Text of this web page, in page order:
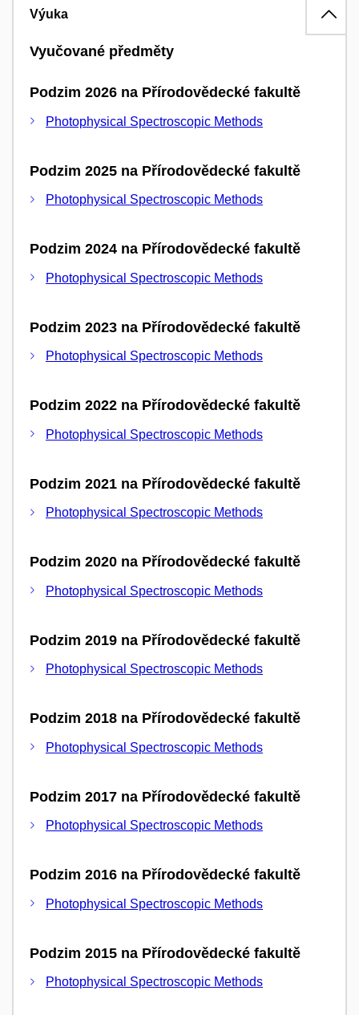
Výuka
Vyučované předměty
Podzim 2026 na Přírodovědecké fakultě
Photophysical Spectroscopic Methods
Podzim 2025 na Přírodovědecké fakultě
Photophysical Spectroscopic Methods
Podzim 2024 na Přírodovědecké fakultě
Photophysical Spectroscopic Methods
Podzim 2023 na Přírodovědecké fakultě
Photophysical Spectroscopic Methods
Podzim 2022 na Přírodovědecké fakultě
Photophysical Spectroscopic Methods
Podzim 2021 na Přírodovědecké fakultě
Photophysical Spectroscopic Methods
Podzim 2020 na Přírodovědecké fakultě
Photophysical Spectroscopic Methods
Podzim 2019 na Přírodovědecké fakultě
Photophysical Spectroscopic Methods
Podzim 2018 na Přírodovědecké fakultě
Photophysical Spectroscopic Methods
Podzim 2017 na Přírodovědecké fakultě
Photophysical Spectroscopic Methods
Podzim 2016 na Přírodovědecké fakultě
Photophysical Spectroscopic Methods
Podzim 2015 na Přírodovědecké fakultě
Photophysical Spectroscopic Methods